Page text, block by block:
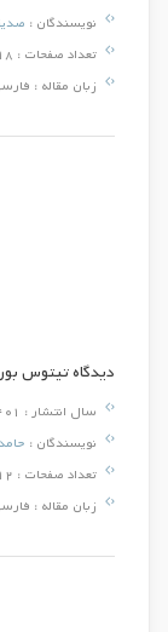
نویسندگان :
تعداد صفحات : 18
زبان مقاله :
دیدگاه تیتوس
سال انتشار :
نویسندگان :
تعداد صفحات : 12
زبان مقاله :